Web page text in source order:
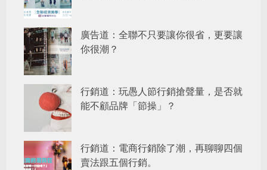
廣告道：全聯不只要讓你很省，更要讓
你很潮？
行銷道：玩愚人節行銷搶聲量，是否就
能不顧品牌「節操」？
行銷道：電商行銷除了潮，再聊聊四個
賣法跟五個行銷。